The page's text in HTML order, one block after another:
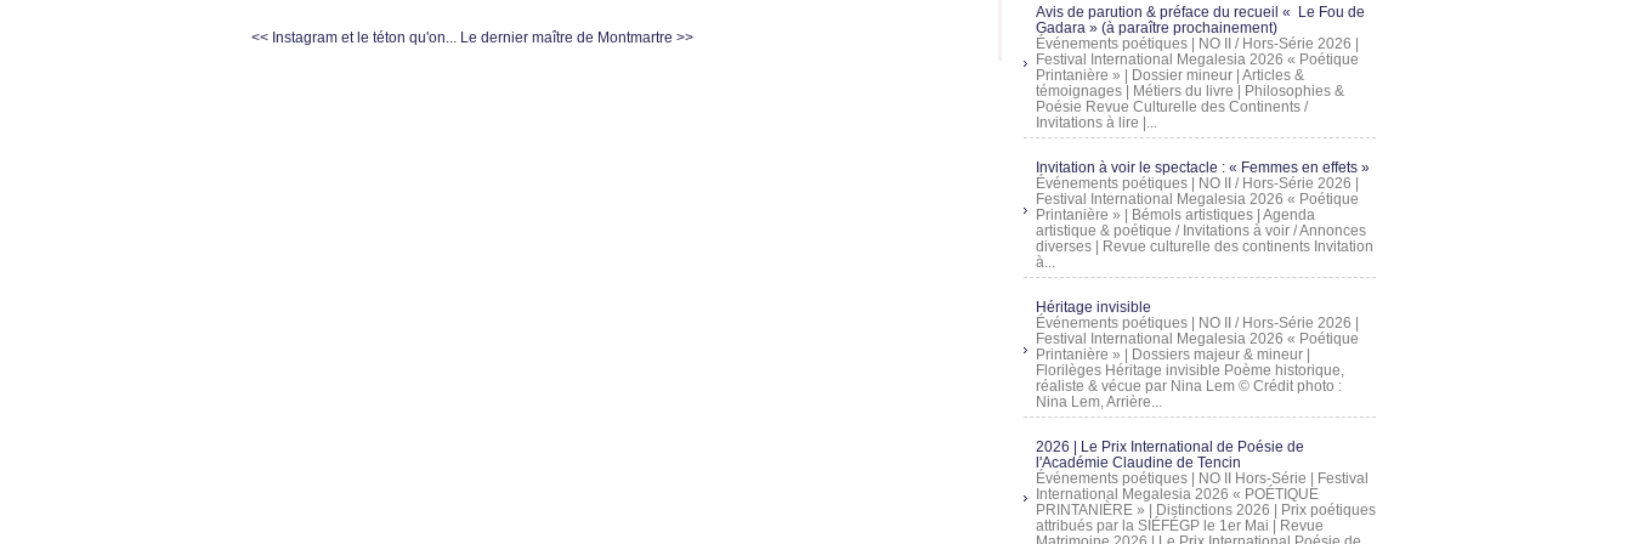
<< Instagram et le téton qu'on... Le dernier maître de Montmartre >>
Avis de parution & préface du recueil « Le Fou de
Gadara » (à paraître prochainement)
Événements poétiques | NO II / Hors-Série 2026 |
Festival International Megalesia 2026 « Poétique
Printanière » | Dossier mineur | Articles &
témoignages | Métiers du livre | Philosophies &
Poésie Revue Culturelle des Continents /
Invitations à lire |...
Invitation à voir le spectacle : « Femmes en effets »
Événements poétiques | NO II / Hors-Série 2026 |
Festival International Megalesia 2026 « Poétique
Printanière » | Bémols artistiques | Agenda
artistique & poétique / Invitations à voir / Annonces
diverses | Revue culturelle des continents Invitation
à...
Héritage invisible
Événements poétiques | NO II / Hors-Série 2026 |
Festival International Megalesia 2026 « Poétique
Printanière » | Dossiers majeur & mineur |
Florilèges Héritage invisible Poème historique,
réaliste & vécue par Nina Lem © Crédit photo :
Nina Lem, Arrière...
2026 | Le Prix International de Poésie de
l'Académie Claudine de Tencin
Événements poétiques | NO II Hors-Série | Festival
International Megalesia 2026 « POÉTIQUE
PRINTANIÈRE » | Distinctions 2026 | Prix poétiques
attribués par la SIÉFÉGP le 1er Mai | Revue